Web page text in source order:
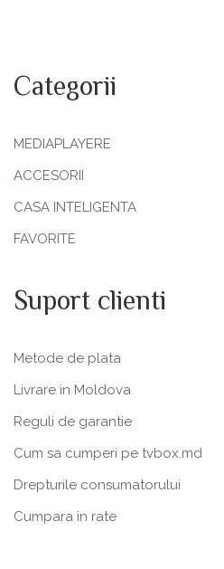
Categorii
MEDIAPLAYERE
ACCESORII
CASA INTELIGENTA
FAVORITE
Suport clienti
Metode de plata
Livrare in Moldova
Reguli de garantie
Cum sa cumperi pe tvbox.md
Drepturile consumatorului
Cumpara in rate